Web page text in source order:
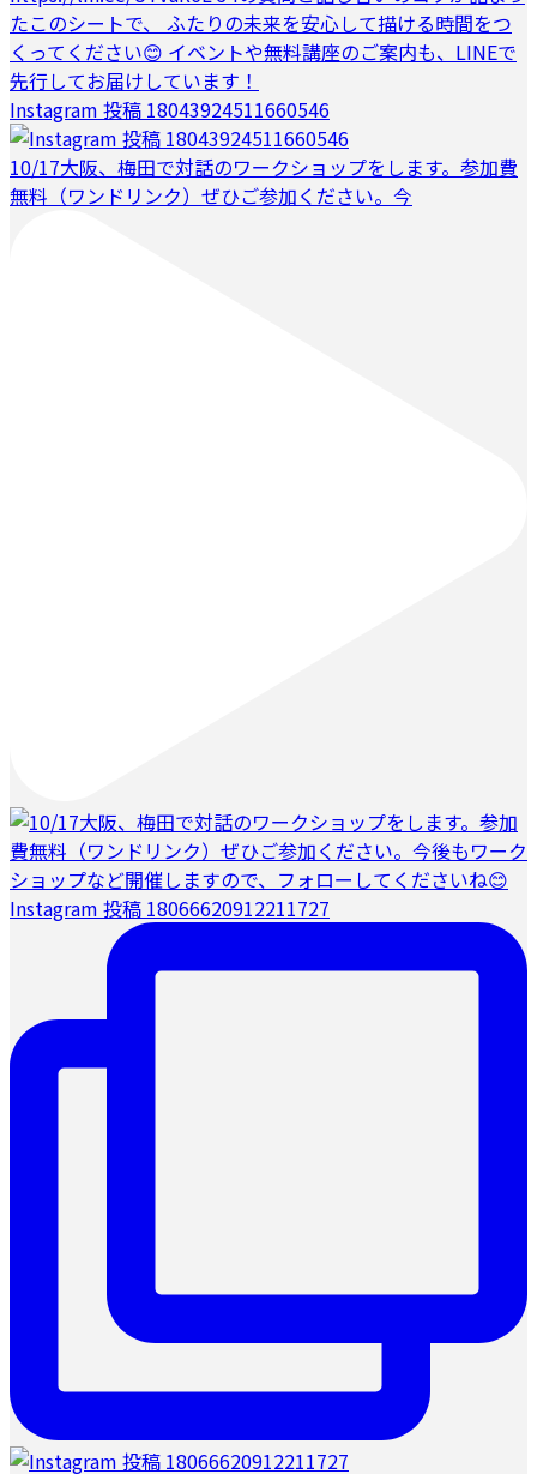
Instagram 投稿 18043924511660546
10/17大阪、梅田で対話のワークショップをします。参加費
無料（ワンドリンク）ぜひご参加ください。今
Instagram 投稿 18066620912211727